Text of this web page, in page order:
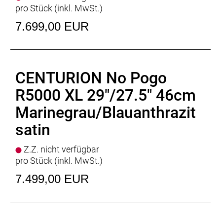
pro Stück (inkl. MwSt.)
7.699,00 EUR
CENTURION No Pogo
R5000 XL 29"/27.5" 46cm
Marinegrau/Blauanthrazit
satin
Z.Z. nicht verfügbar
pro Stück (inkl. MwSt.)
7.499,00 EUR